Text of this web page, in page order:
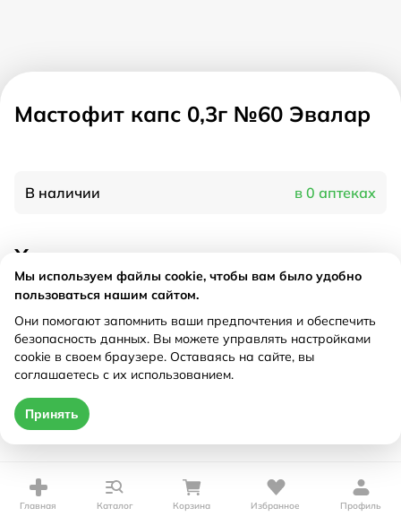
Мастофит капс 0,3г №60 Эвалар
В наличии в 0 аптеках
Характеристики
Производитель
Рецепт
Не требуется
Цена действительна только при оформлении онлайн
Главная Каталог Корзина Избранное Профиль
Мы используем файлы cookie, чтобы вам было удобно
пользоваться нашим сайтом.
Они помогают запомнить ваши предпочтения и обеспечить
безопасность данных. Вы можете управлять настройками
cookie в своем браузере. Оставаясь на сайте, вы
соглашаетесь с их использованием.
Принять